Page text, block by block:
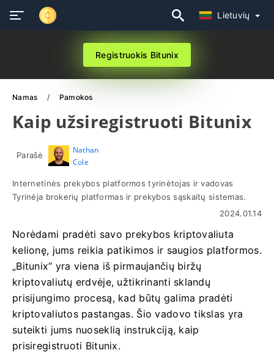
Lietuvių
Registruokis Bitunix
Namas Pamokos
Kaip užsiregistruoti Bitunix
Parašė
Nathan
Cole
Internetinės prekybos platformos tyrinėtojas ir vadovas
Tyrinėja brokerių platformas ir prekybos sąskaitų sistemas.
2024.01.14
Norėdami pradėti savo prekybos kriptovaliuta
kelionę, jums reikia patikimos ir saugios platformos.
„Bitunix“ yra viena iš pirmaujančių biržų
kriptovaliutų erdvėje, užtikrinanti sklandų
prisijungimo procesą, kad būtų galima pradėti
kriptovaliutos pastangas. Šio vadovo tikslas yra
suteikti jums nuoseklią instrukciją, kaip
prisiregistruoti Bitunix.